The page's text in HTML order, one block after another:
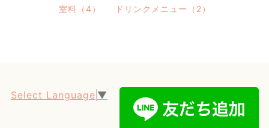
室料（4） ドリンクメニュー（2）
Select Language ▼